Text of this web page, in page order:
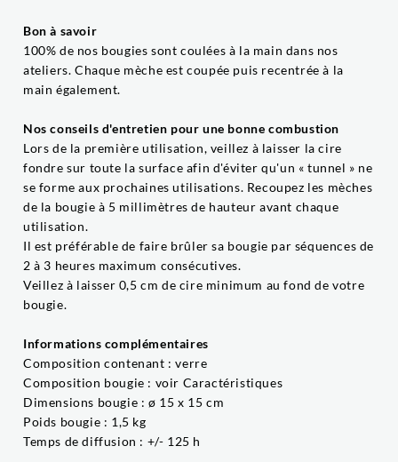
Bon à savoir
100% de nos bougies sont coulées à la main dans nos
ateliers. Chaque mèche est coupée puis recentrée à la
main également.
Nos conseils d'entretien pour une bonne combustion
Lors de la première utilisation, veillez à laisser la cire
fondre sur toute la surface afin d'éviter qu'un « tunnel » ne
se forme aux prochaines utilisations. Recoupez les mèches
de la bougie à 5 millimètres de hauteur avant chaque
utilisation.
Il est préférable de faire brûler sa bougie par séquences de
2 à 3 heures maximum consécutives.
Veillez à laisser 0,5 cm de cire minimum au fond de votre
bougie.
Informations complémentaires
Composition contenant : verre
Composition bougie : voir Caractéristiques
Dimensions bougie : ø 15 x 15 cm
Poids bougie : 1,5 kg
Temps de diffusion : +/- 125 h